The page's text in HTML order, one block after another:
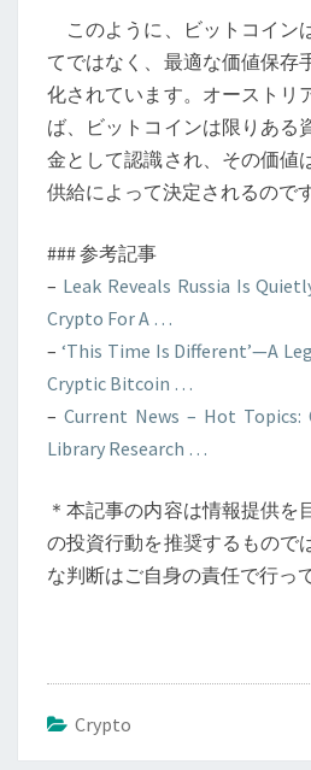
このように、ビットコイン
てではなく、最適な価値保存
化されています。オーストリ
ば、ビットコインは限りある
金として認識され、その価値
供給によって決定されるのです
### 参考記事
– Leak Reveals Russia Is
Crypto For A …
– ‘This Time Is Different’—A
Cryptic Bitcoin …
– Current News – Hot Topics:
Library Research …
＊本記事の内容は情報提供を
の投資行動を推奨するもので
な判断はご自身の責任で行っ
Crypto